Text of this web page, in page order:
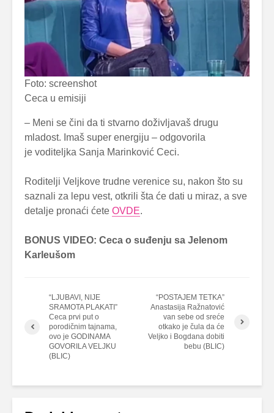
Foto: screenshot
Ceca u emisiji
– Meni se čini da ti stvarno doživljavaš drugu
mladost. Imaš super energiju – odgovorila
je voditeljka Sanja Marinković Ceci.
Roditelji Veljkove trudne verenice su, nakon što su
saznali za lepu vest, otkrili šta će dati u miraz, a sve
detalje pronaći ćete OVDE.
BONUS VIDEO: Ceca o suđenju sa Jelenom
Karleušom
“LJUBAVI, NIJE
SRAMOTA PLAKATI”
Ceca prvi put o
porodičnim tajnama,
ovo je GODINAMA
GOVORILA VELJKU
(BLIC)
“POSTAJEM TETKA”
Anastasija Ražnatović
van sebe od sreće
otkako je čula da će
Veljko i Bogdana dobiti
bebu (BLIC)